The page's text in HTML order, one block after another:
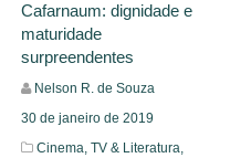
Cafarnaum: dignidade e
maturidade
surpreendentes
Nelson R. de Souza
30 de janeiro de 2019
Cinema, TV & Literatura,